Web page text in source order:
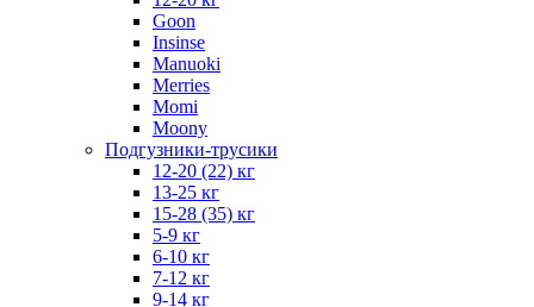
Goon
Insinse
Manuoki
Merries
Momi
Moony
Подгузники-трусики
12-20 (22) кг
13-25 кг
15-28 (35) кг
5-9 кг
6-10 кг
7-12 кг
9-14 кг